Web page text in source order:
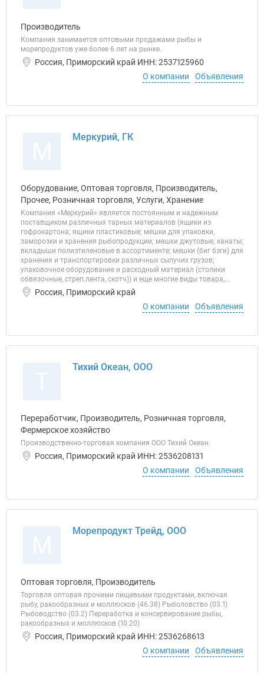
Производитель
Компания занимается оптовыми продажами рыбы и
морепродуктов уже более 6 лет на рынке.
Россия, Приморский край ИНН: 2537125960
О компании
Объявления
Меркурий, ГК
Оборудование, Оптовая торговля, Производитель,
Прочее, Розничная торговля, Услуги, Хранение
Компания «Меркурий» является постоянным и надежным
поставщиком различных тарных материалов (ящики из
гофрокартона; ящики пластиковые; мешки для упаковки,
заморозки и хранения рыбопродукции; мешки джутовые; канаты;
вкладыши полиэтиленовые в ассортименте; мешки (биг бэги) для
хранения и транспортировки различных сыпучих грузов;
упаковочное оборудование и расходный материал (столики
обвязочные, стреп.лента, скотч)) и еще многие виды товара,...
Россия, Приморский край
О компании
Объявления
Тихий Океан, ООО
Переработчик, Производитель, Розничная торговля,
Фермерское хозяйство
Производственно-торговая компания ООО Тихий Океан.
Россия, Приморский край ИНН: 2536208131
О компании
Объявления
Морепродукт Трейд, ООО
Оптовая торговля, Производитель
Торговля оптовая прочими пищевыми продуктами, включая
рыбу, ракообразных и моллюсков (46.38) Рыболовство (03.1)
Рыбоводство (03.2) Переработка и консервирование рыбы,
ракообразных и моллюсков (10.20)
Россия, Приморский край ИНН: 2536268613
О компании
Объявления